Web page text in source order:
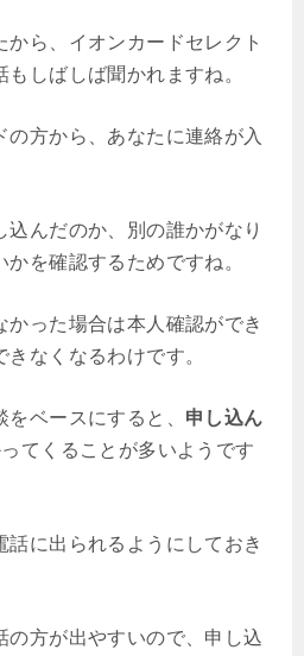
ら、イオンカードセレクト
しばしば聞かれますね。
の方から、あなたに連絡が入
んだのか、別の誰かがなり
を確認するためですね。
かった場合は本人確認ができ
なくなるわけです。
ベースにすると、 申し込ん
てくることが多いようです
話に出られるようにしておき
の方が出やすいので、申し込